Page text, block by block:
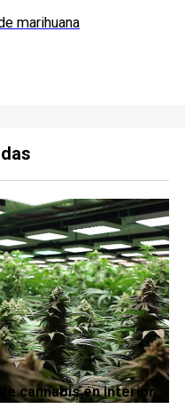
marihuana
cannabis en interior...